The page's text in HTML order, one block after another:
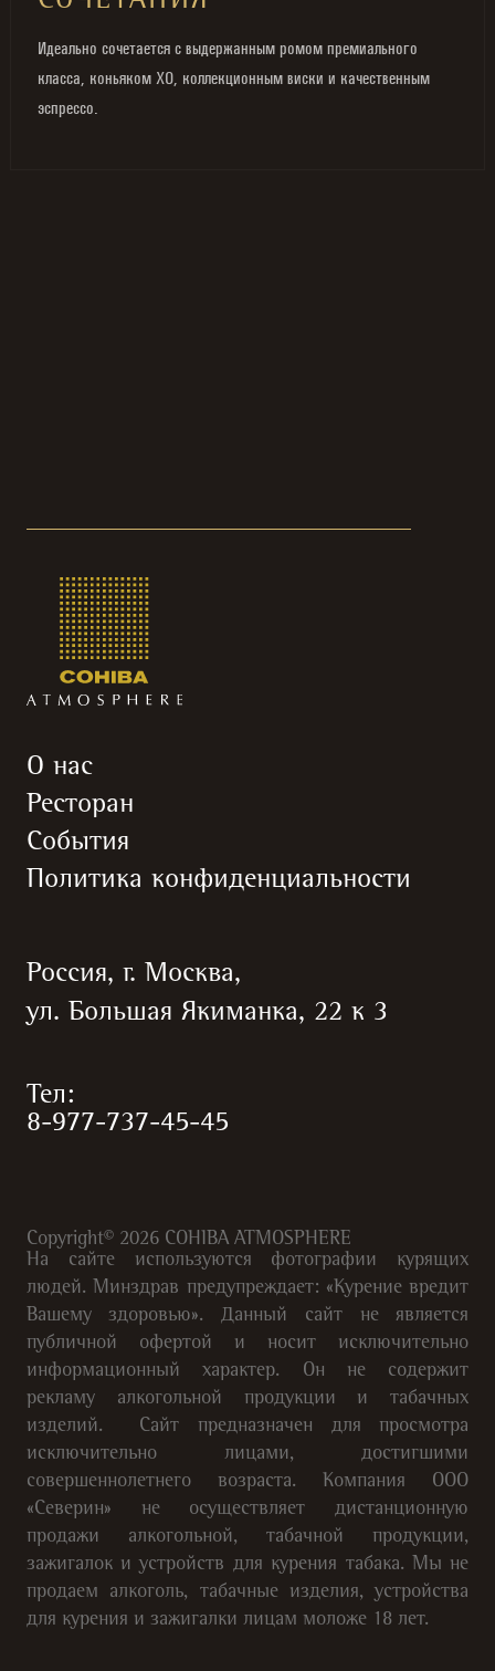
Идеально сочетается с выдержанным ромом премиального
класса, коньяком XO, коллекционным виски и качественным
эспрессо.
О нас
Ресторан
События
Политика конфиденциальности
Россия, г. Москва,
ул. Большая Якиманка, 22 к 3
Тел:
8-977-737-45-45
Copyright© 2026COHIBA ATMOSPHERE
На сайте используются фотографии курящих
людей. Минздрав предупреждает: «Курение вредит
Вашему здоровью». Данный сайт не является
публичной офертой и носит исключительно
информационный характер. Он не содержит
рекламу алкогольной продукции и табачных
изделий. Сайт предназначен для просмотра
исключительно лицами, достигшими
совершеннолетнего возраста. Компания ООО
«Северин» не осуществляет дистанционную
продажи алкогольной, табачной продукции,
зажигалок и устройств для курения табака. Мы не
продаем алкоголь, табачные изделия, устройства
для курения и зажигалки лицам моложе 18 лет.